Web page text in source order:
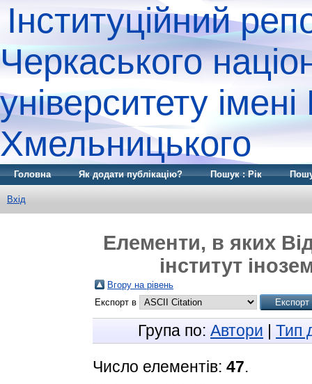
Інституційний
Черкаського
університету
Хмельницького
Головна Як додати публікацію? Пошук : Рік
Вхід
Елементи, в яких
інститут
Вгору на рівень
Експорт в
Група по: Автори | Тип
Число елементів: 47.